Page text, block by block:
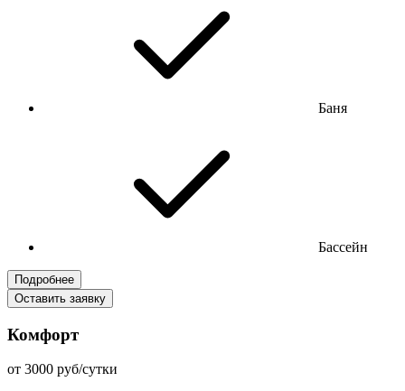
Баня
Бассейн
Подробнее
Оставить заявку
Комфорт
от 3000 руб/сутки